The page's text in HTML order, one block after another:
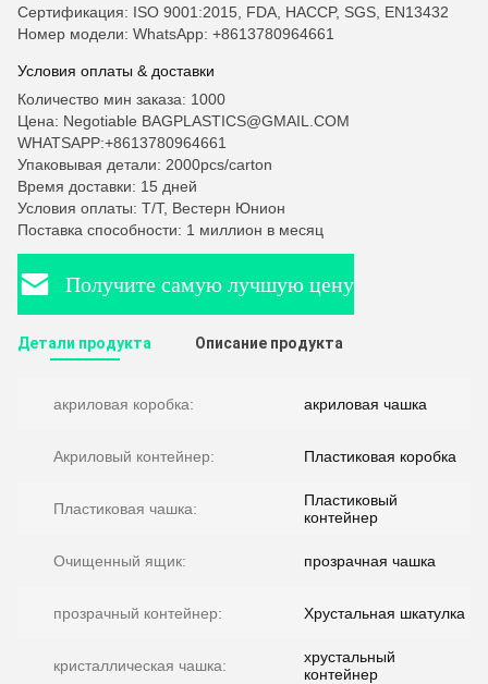
Сертификация: ISO 9001:2015, FDA, HACCP, SGS, EN13432
Номер модели: WhatsApp: +8613780964661
Условия оплаты & доставки
Количество мин заказа: 1000
Цена: Negotiable BAGPLASTICS@GMAIL.COM
WHATSAPP:+8613780964661
Упаковывая детали: 2000pcs/carton
Время доставки: 15 дней
Условия оплаты: Т/Т, Вестерн Юнион
Поставка способности: 1 миллион в месяц
Получите самую лучшую цену
Детали продукта Описание продукта
акриловая коробка: акриловая чашка
Акриловый контейнер: Пластиковая коробка
Пластиковая чашка:
Пластиковый
контейнер
Очищенный ящик: прозрачная чашка
прозрачный контейнер: Хрустальная шкатулка
кристаллическая чашка:
хрустальный
контейнер